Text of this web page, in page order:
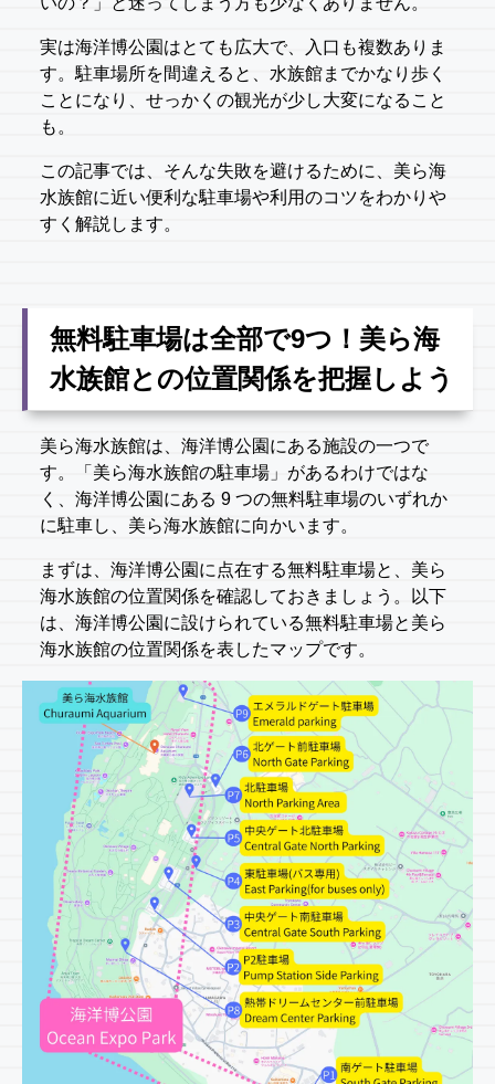
実は海洋博公園はとても広大で、入口も複数ありま
す。駐車場所を間違えると、水族館までかなり歩く
ことになり、せっかくの観光が少し大変になること
も。
この記事では、そんな失敗を避けるために、美ら海
水族館に近い便利な駐車場や利用のコツをわかりや
すく解説します。
無料駐車場は全部で9つ！美ら海
水族館との位置関係を把握しよう
美ら海水族館は、海洋博公園にある施設の一つで
す。「美ら海水族館の駐車場」があるわけではな
く、海洋博公園にある 9 つの無料駐車場のいずれか
に駐車し、美ら海水族館に向かいます。
まずは、海洋博公園に点在する無料駐車場と、美ら
海水族館の位置関係を確認しておきましょう。以下
は、海洋博公園に設けられている無料駐車場と美ら
海水族館の位置関係を表したマップです。